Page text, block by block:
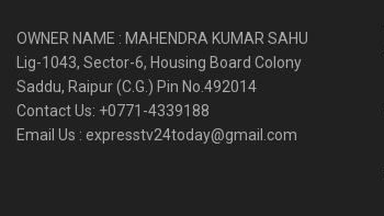
OWNER NAME : MAHENDRA KUMAR SAHU
Lig-1043, Sector-6, Housing Board Colony
Saddu, Raipur (C.G.) Pin No.492014
Contact Us: +0771-4339188
Email Us : expresstv24today@gmail.com